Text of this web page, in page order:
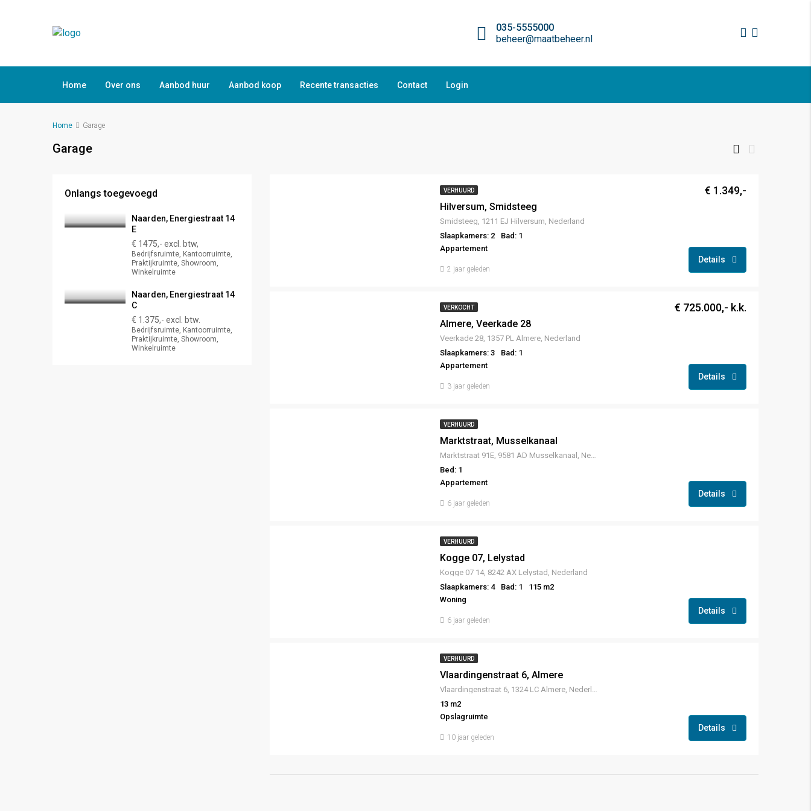
035-5555000
beheer@maatbeheer.nl
Home Over ons Aanbod huur Aanbod koop Recente transacties Contact Login
Home Garage
Garage
VERHUURD
Hilversum, Smidsteeg
Smidsteeg, 1211 EJ Hilversum, Nederland
Slaapkamers: 2
Bad: 1
Appartement
2 jaar geleden
€ 1.349,-
Details
VERKOCHT
Almere, Veerkade 28
Veerkade 28, 1357 PL Almere, Nederland
Slaapkamers: 3
Bad: 1
Appartement
3 jaar geleden
€ 725.000,- k.k.
Details
VERHUURD
Marktstraat, Musselkanaal
Marktstraat 91E, 9581 AD Musselkanaal, Nederland
Bed: 1
Appartement
6 jaar geleden
Details
VERHUURD
Kogge 07, Lelystad
Kogge 07 14, 8242 AX Lelystad, Nederland
Slaapkamers: 4
Bad: 1
115 m2
Woning
6 jaar geleden
Details
VERHUURD
Vlaardingenstraat 6, Almere
Vlaardingenstraat 6, 1324 LC Almere, Nederland
13 m2
Opslagruimte
10 jaar geleden
Details
Onlangs toegevoegd
Naarden, Energiestraat 14
E
€ 1475,- excl. btw,
Bedrijfsruimte, Kantoorruimte,
Praktijkruimte, Showroom,
Winkelruimte
Naarden, Energiestraat 14
C
€ 1.375,- excl. btw.
Bedrijfsruimte, Kantoorruimte,
Praktijkruimte, Showroom,
Winkelruimte